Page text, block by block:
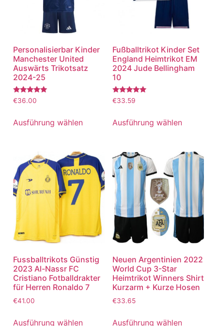
Personalisierbar Kinder
Manchester United
Auswärts Trikotsatz
2024-25
Bewertet
mit
von 5
€36.00
Ausführung wählen
Fußballtrikot Kinder Set
England Heimtrikot EM
2024 Jude Bellingham
10
Bewertet
mit
von 5
€33.59
Ausführung wählen
Fussballtrikots Günstig
2023 Al-Nassr FC
Cristiano Fotballdrakter
für Herren Ronaldo 7
€41.00
Ausführung wählen
Neuen Argentinien 2022
World Cup 3-Star
Heimtrikot Winners Shirt
Kurzarm + Kurze Hosen
€33.65
Ausführung wählen